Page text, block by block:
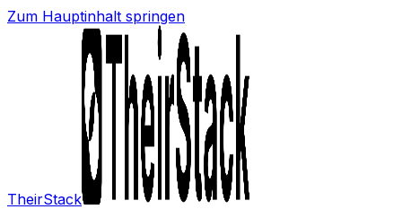
Zum Hauptinhalt springen
TheirStack